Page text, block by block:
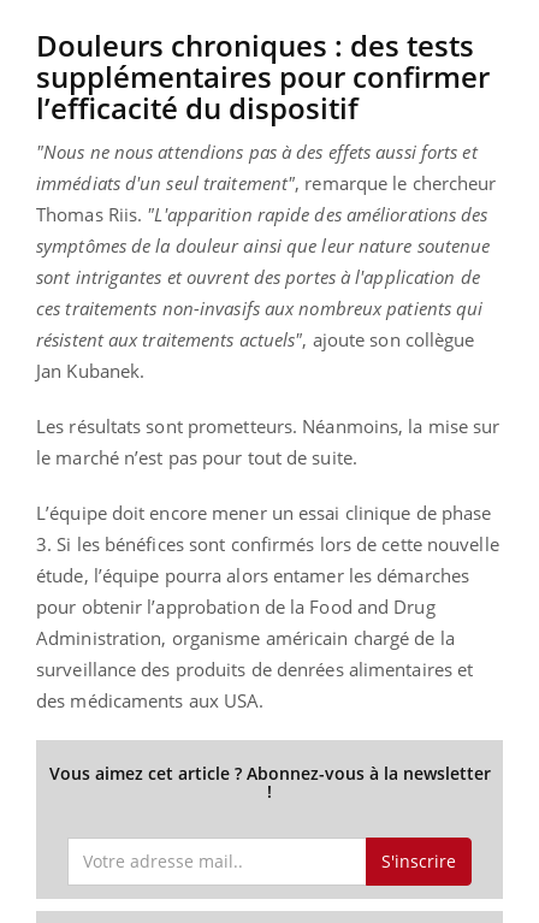
Douleurs chroniques : des tests
supplémentaires pour confirmer
l’efficacité du dispositif
"Nous ne nous attendions pas à des effets aussi forts et
immédiats d'un seul traitement", remarque le chercheur
Thomas Riis. "L'apparition rapide des améliorations des
symptômes de la douleur ainsi que leur nature soutenue
sont intrigantes et ouvrent des portes à l'application de
ces traitements non-invasifs aux nombreux patients qui
résistent aux traitements actuels", ajoute son collègue
Jan Kubanek.
Les résultats sont prometteurs. Néanmoins, la mise sur
le marché n’est pas pour tout de suite.
L’équipe doit encore mener un essai clinique de phase
3. Si les bénéfices sont confirmés lors de cette nouvelle
étude, l’équipe pourra alors entamer les démarches
pour obtenir l’approbation de la Food and Drug
Administration, organisme américain chargé de la
surveillance des produits de denrées alimentaires et
des médicaments aux USA.
Vous aimez cet article ? Abonnez-vous à la newsletter
!
S'inscrire